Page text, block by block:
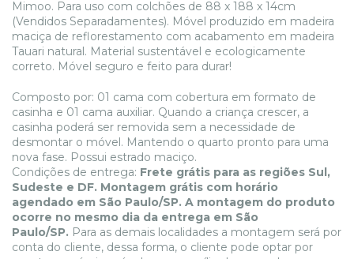
Mimoo. Para uso com colchões de 88 x 188 x 14cm
(Vendidos Separadamentes). Móvel produzido em madeira
maciça de reflorestamento com acabamento em madeira
Tauari natural. Material sustentável e ecologicamente
correto. Móvel seguro e feito para durar!
Composto por: 01 cama com cobertura em formato de
casinha e 01 cama auxiliar. Quando a criança crescer, a
casinha poderá ser removida sem a necessidade de
desmontar o móvel. Mantendo o quarto pronto para uma
nova fase. Possui estrado maciço.
Condições de entrega: Frete grátis para as regiões Sul,
Sudeste e DF. Montagem grátis com horário
agendado em São Paulo/SP. A montagem do produto
ocorre no mesmo dia da entrega em São
Paulo/SP. Para as demais localidades a montagem será por
conta do cliente, dessa forma, o cliente pode optar por